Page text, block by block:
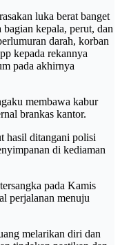
luka berat banget
kepala, perut, dan
darah, korban
kepada rekannya
pada akhirnya
membawa kabur
brankas kantor.
hasil ditangani polisi
di kediaman
pada Kamis
perjalanan menuju
melarikan diri dan